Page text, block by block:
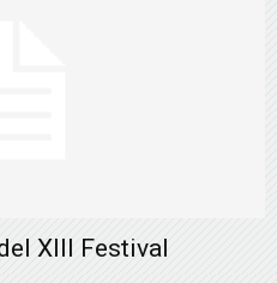
XIII Festival